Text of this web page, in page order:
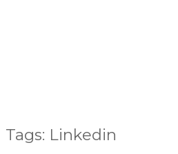
Tags: Linkedin